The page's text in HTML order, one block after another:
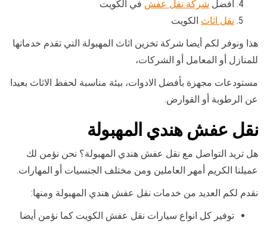
افضل شركة نقل عفش في الكويت
نقل اثاث الكويت
هذا ونوفر لكم أيضا شركة تخزين اثاث المهبولة التي تقدم خدماتها
للمنازل أو المعامل أو الشركات،
مستودعات مجهزة بأفضل الادوات، بيئة مناسبة لحفظ الاثاث بعيدا
عن الرطوبة أو القوارض.
نقل عفش هندي المهبولة
هل تريد التواصل مع نقل عفش هندي المهبولة؟ نحن نؤمن لك
عميلنا الكريم أمهر العاملين ومن مختلف الجنسيات أو المهارات.
نقدم لكم العديد من خدمات نقل عفش هندي المهبولة ومنها:
توفير كل انواع سيارات نقل عفش الكويت كما نؤمن أيضا